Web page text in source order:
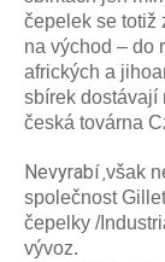
čepelek se totiž
na východ – do
afrických a
sbírek dostávají
česká továrna
Nevyrabí ,však
společnost
čepelky /
vývoz.